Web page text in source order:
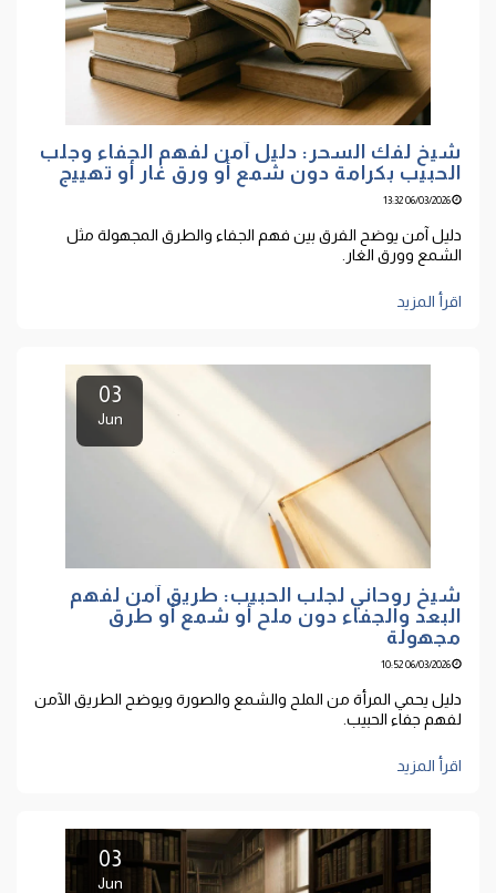
شيخ لفك السحر: دليل آمن لفهم الجفاء وجلب
الحبيب بكرامة دون شمع أو ورق غار أو تهييج
06/03/2026 13:32
دليل آمن يوضح الفرق بين فهم الجفاء والطرق المجهولة مثل
الشمع وورق الغار.
اقرأ المزيد
03
Jun
شيخ روحاني لجلب الحبيب: طريق آمن لفهم
البعد والجفاء دون ملح أو شمع أو طرق
مجهولة
06/03/2026 10:52
دليل يحمي المرأة من الملح والشمع والصورة ويوضح الطريق الآمن
لفهم جفاء الحبيب.
اقرأ المزيد
03
Jun